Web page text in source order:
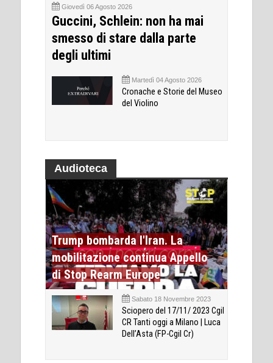
Giovedì 06 Agosto 2026
Guccini, Schlein: non ha mai
smesso di stare dalla parte
degli ultimi
Martedì 04 Agosto 2026
Cronache e Storie del Museo
del Violino
Audioteca
Trump bombarda l'Iran. La
mobilitazione continua Appello
di Stop Rearm Europe
Sabato 18 Novembre 2023
Sciopero del 17/11/ 2023 Cgil
CR Tanti oggi a Milano | Luca
Dell’Asta (FP-Cgil Cr)